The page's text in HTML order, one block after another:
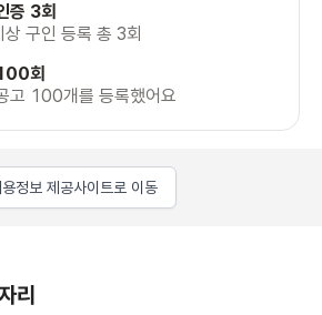
증 3회
구인 등록 총 3회
회
고 100개를 등록했어요
용정보 제공사이트로 이동
리